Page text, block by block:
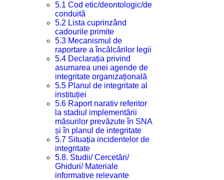
5.1 Cod etic/deontologic/de
conduită
5.2 Lista cuprinzând
cadourile primite
5.3 Mecanismul de
raportare a încălcărilor legii
5.4 Declarația privind
asumarea unei agende de
integritate organizațională
5.5 Planul de integritate al
instituției
5.6 Raport narativ referitor
la stadiul implementării
măsurilor prevăzute în SNA
și în planul de integritate
5.7 Situația incidentelor de
integritate
5.8. Studii/ Cercetări/
Ghiduri/ Materiale
informative relevante